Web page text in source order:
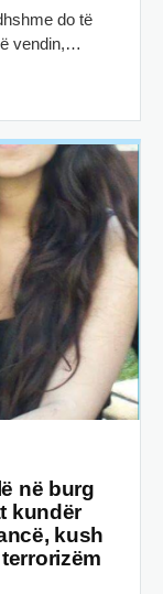
do të
vendin,…
në burg
kundër
kush